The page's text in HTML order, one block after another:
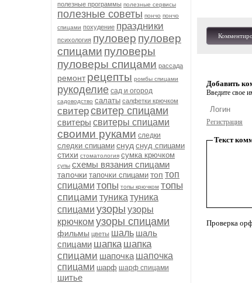
полезные программы полезные сервисы
полезные советы пончо пончо
спицами похудение праздники
психология пуловер пуловер
спицами пуловеры
пуловеры спицами рассада
ремонт рецепты ромбы спицами
рукоделие сад и огород
садоводство салаты салфетки крючком
свитерсвитер спицами
свитеры свитеры спицами
своими руками следки
следки спицами снуд снуд спицами
стихи стоматология сумка крючком
супы схемы вязания спицами
тапочки тапочки спицами топ топ
спицами топы топы крючком топы
спицами туника туника
спицами узоры узоры
крючком узоры спицами
фильмы цветы шаль шаль
спицами шапка шапка
спицами шапочка шапочка
спицами шарф шарф спицами
шитье
Добавить
Введите свое
Регистрация
Текст
Проверка